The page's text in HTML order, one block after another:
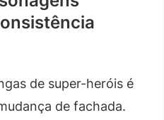
de super-heróis é
de fachada.